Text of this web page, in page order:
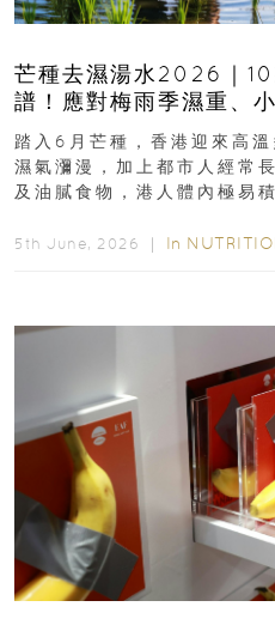
芒種去濕湯水2026｜
譜！應對梅雨季濕重、
踏入6月芒種，香港迎來高
濕氣瀰漫，加上都市人經常
及油膩食物，港人體內極易
狀...
5th June, 2026 ｜ In